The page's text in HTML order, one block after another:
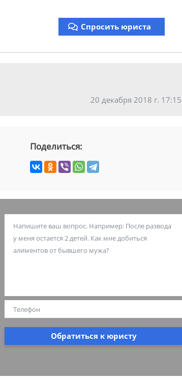
Спросить юриста
20 декабря 2018 г. 17:15
Поделиться:
Обратиться к юристу